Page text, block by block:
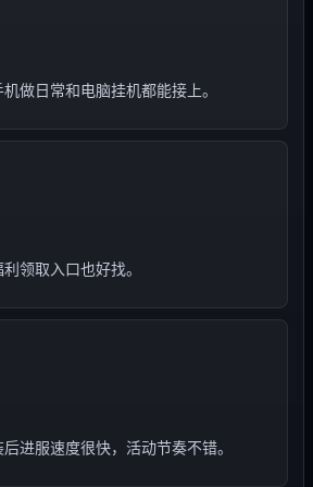
做日常和电脑挂机都能接上。
领取入口也好找。
进服速度很快，活动节奏不错。